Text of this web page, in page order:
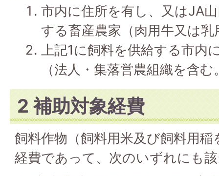
市内に住所を有し、又はJA
する畜産農家（肉用牛又は
上記1に飼料を供給する市内
（法人・集落営農組織を含む
2 補助対象経費
飼料作物（飼料用米及び飼料用
経費であって、次のいずれにも